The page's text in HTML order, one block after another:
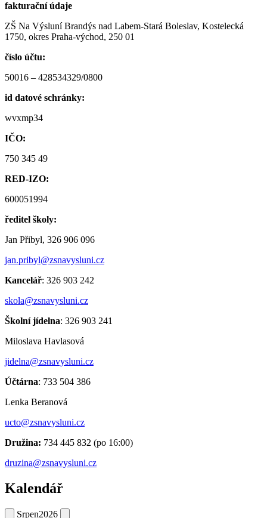
fakturační údaje
ZŠ Na Výsluní Brandýs nad Labem-Stará Boleslav, Kostelecká
1750, okres Praha-východ, 250 01
číslo účtu:
50016 – 428534329/0800
id datové schránky:
wvxmp34
IČO:
750 345 49
RED-IZO:
600051994
ředitel školy:
Jan Přibyl, 326 906 096
jan.pribyl@zsnavysluni.cz
Kancelář: 326 903 242
skola@zsnavysluni.cz
Školní jídelna: 326 903 241
Miloslava Havlasová
jidelna@zsnavysluni.cz
Účtárna: 733 504 386
Lenka Beranová
ucto@zsnavysluni.cz
Družina: 734 445 832 (po 16:00)
druzina@zsnavysluni.cz
Kalendář
Srpen2026